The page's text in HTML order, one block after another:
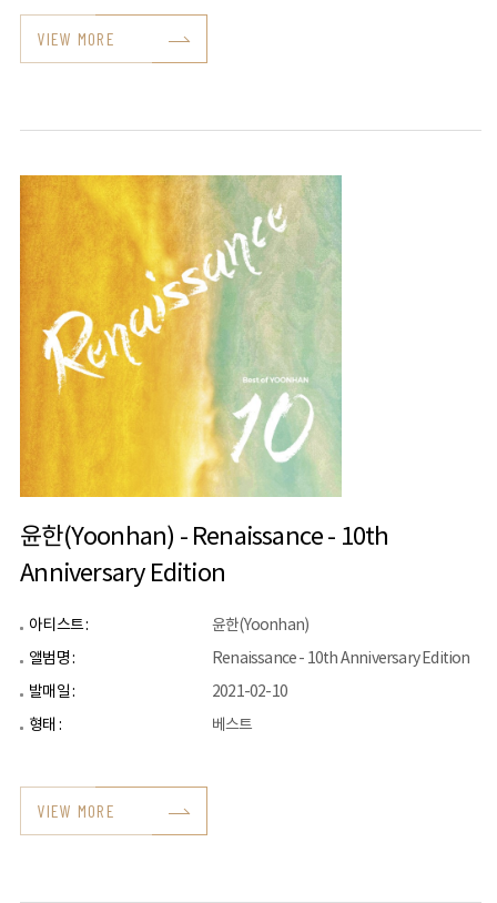
VIEW MORE
윤한(Yoonhan) - Renaissance - 10th
Anniversary Edition
아티스트 :
윤한(Yoonhan)
앨범명 :
Renaissance - 10th Anniversary Edition
발매일 :
2021-02-10
형태 :
베스트
VIEW MORE